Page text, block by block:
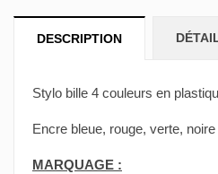
DESCRIPTION
Stylo bille 4 couleurs en
Encre bleue, rouge, verte, noire
MARQUAGE :